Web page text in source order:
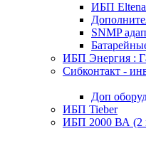
ИБП
SNMP
ИБП Энергия :
Сибконтакт -
Доп
ИБП Tieber
ИБП 2000 ВА (2